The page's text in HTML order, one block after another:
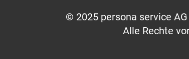
© 2025 persona service AG
Alle Rechte